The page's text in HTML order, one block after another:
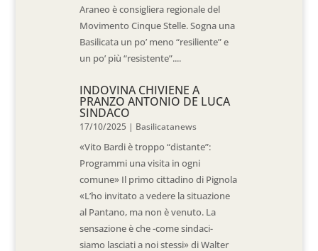
Araneo è consigliera regionale del
Movimento Cinque Stelle. Sogna una
Basilicata un po’ meno “resiliente” e
un po’ più “resistente”....
INDOVINA CHIVIENE A
PRANZO ANTONIO DE LUCA
SINDACO
17/10/2025 | Basilicatanews
«Vito Bardi è troppo “distante”:
Programmi una visita in ogni
comune» Il primo cittadino di Pignola
«L’ho invitato a vedere la situazione
al Pantano, ma non è venuto. La
sensazione è che -come sindaci-
siamo lasciati a noi stessi» di Walter